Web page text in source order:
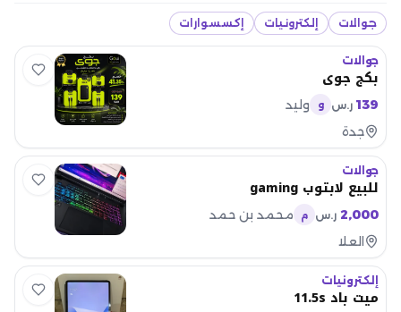
جوالات إلكترونيات إكسسوارات
جوالات
بكج جوي
139 ر.س و
وليد
جدة
جوالات
للبيع لابتوب gaming
2,000 ر.س م
محمد بن حمد
العلا
إلكترونيات
ميت باد 11.5s